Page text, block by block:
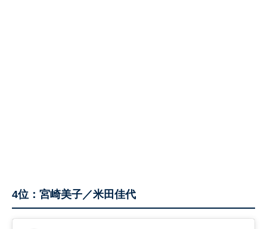
4位：宮崎美子／米田佳代